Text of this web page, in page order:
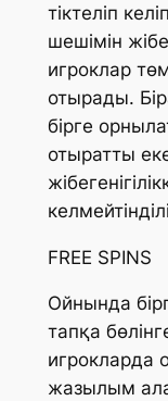
тіктеліп
шешімін
игроклар
отырады.
бірге
отыратты
FREE SPINS
Ойнында
тапқа
игрокларда
жазылым